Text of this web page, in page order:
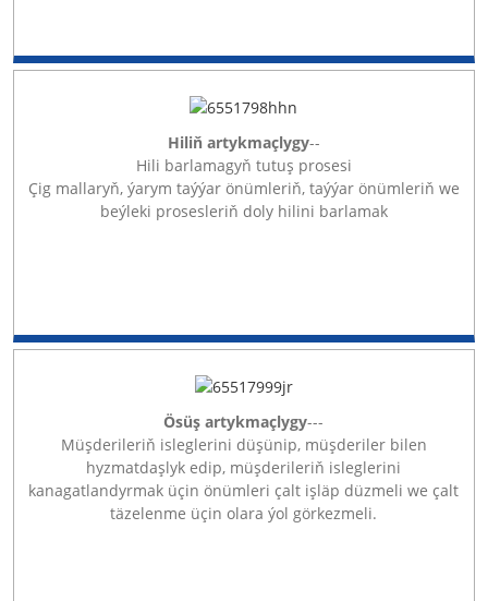
Hiliň artykmaçlygy--
Hili barlamagyň tutuş prosesi
Çig mallaryň, ýarym taýýar önümleriň, taýýar önümleriň we
beýleki prosesleriň doly hilini barlamak
Ösüş artykmaçlygy---
Müşderileriň isleglerini düşünip, müşderiler bilen
hyzmatdaşlyk edip, müşderileriň isleglerini
kanagatlandyrmak üçin önümleri çalt işläp düzmeli we çalt
täzelenme üçin olara ýol görkezmeli.